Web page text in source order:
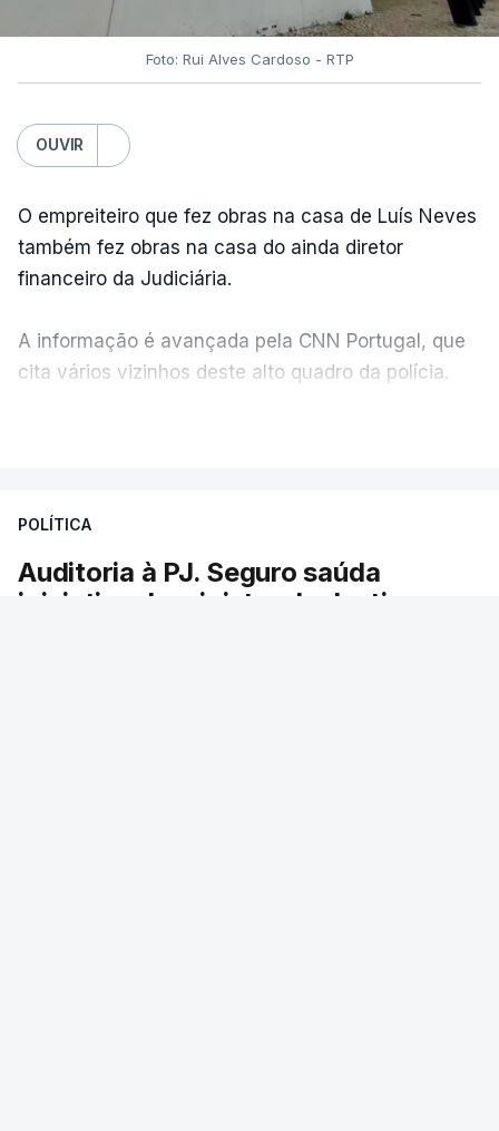
Foto: Rui Alves Cardoso - RTP
OUVIR
O empreiteiro que fez obras na casa de Luís Neves
também fez obras na casa do ainda diretor
financeiro da Judiciária.
A informação é avançada pela CNN Portugal, que
cita vários vizinhos deste alto quadro da polícia.
apreendido numa operação de droga.
POLÍTICA
Auditoria à PJ. Seguro saúda
iniciativa da ministra da Justiça